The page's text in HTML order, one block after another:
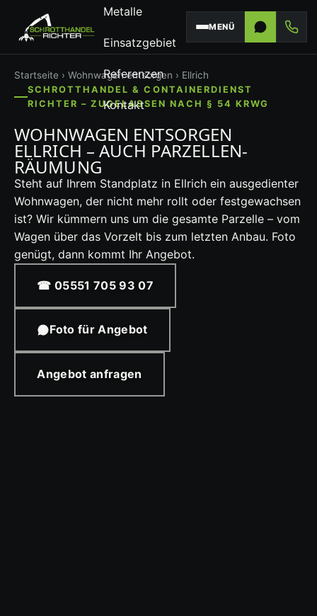
Metalle
Einsatzgebiet
Referenzen
Kontakt
MENÜ
Startseite › Wohnwagen entsorgen › Ellrich
SCHROTTHANDEL & CONTAINERDIENST
RICHTER – ZUGELASSEN NACH § 54 KRWG
WOHNWAGEN ENTSORGEN
ELLRICH – AUCH PARZELLEN-
RÄUMUNG
Steht auf Ihrem Standplatz in Ellrich ein ausgedienter
Wohnwagen, der nicht mehr rollt oder festgewachsen
ist? Wir kümmern uns um die gesamte Parzelle – vom
Wagen über das Vorzelt bis zum letzten Anbau. Foto
genügt, dann kommt Ihr Angebot.
☎ 05551 705 93 07
Foto für Angebot
Angebot anfragen